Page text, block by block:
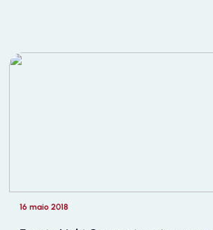
16 maio 2018